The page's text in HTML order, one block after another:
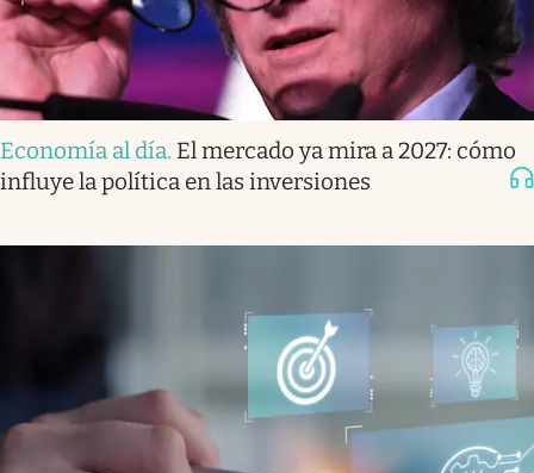
Economía al día. El mercado ya mira a 2027: cómo
influye la política en las inversiones